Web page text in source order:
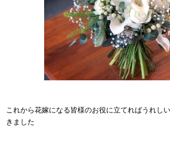
これから花嫁になる皆様のお役に立てればうれし
きました